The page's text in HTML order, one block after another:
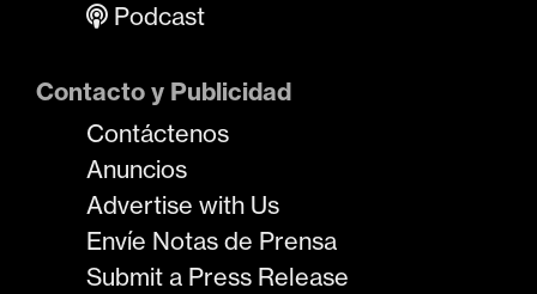
Podcast
Contacto y Publicidad
Contáctenos
Anuncios
Advertise with Us
Envíe Notas de Prensa
Submit a Press Release